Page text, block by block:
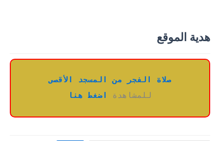
هدية الموقع
صلاة الفجر من المسجد الأقصى
للمشاهدة
اضغط هنا